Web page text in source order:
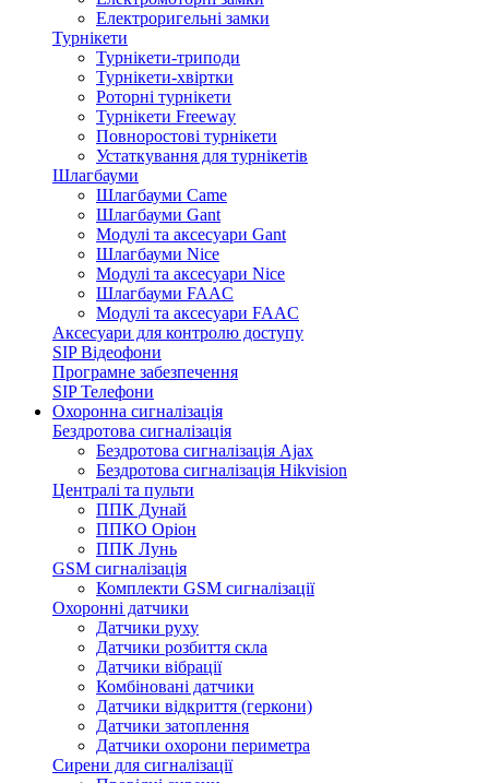
Електроригельні замки
Турнікети
Турнікети-триподи
Турнікети-хвіртки
Роторні турнікети
Турнікети Freeway
Повноростові турнікети
Устаткування для турнікетів
Шлагбауми
Шлагбауми Came
Шлагбауми Gant
Модулі та аксесуари Gant
Шлагбауми Nice
Модулі та аксесуари Nice
Шлагбауми FAAC
Модулі та аксесуари FAAC
Аксесуари для контролю доступу
SIP Відеофони
Програмне забезпечення
SIP Телефони
Охоронна сигналізація
Бездротова сигналізація
Бездротова сигналізація Ajax
Бездротова сигналізація Hikvision
Централі та пульти
ППК Дунай
ППКО Оріон
ППК Лунь
GSM сигналізація
Комплекти GSM сигналізації
Охоронні датчики
Датчики руху
Датчики розбиття скла
Датчики вібрації
Комбіновані датчики
Датчики відкриття (геркони)
Датчики затоплення
Датчики охорони периметра
Сирени для сигналізації